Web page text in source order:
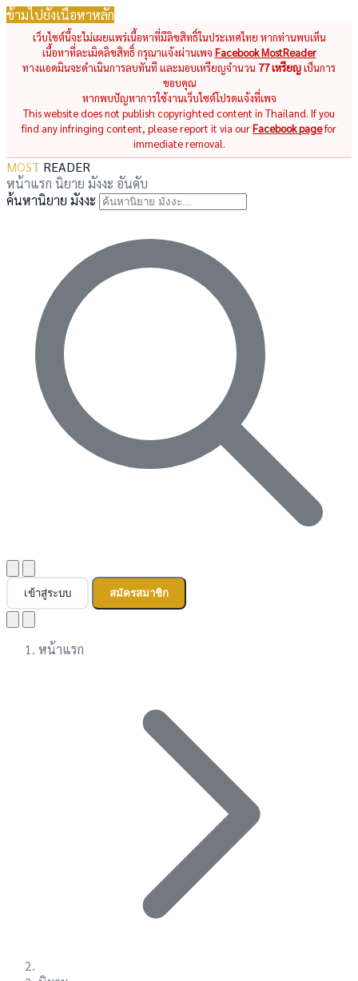
ข้ามไปยังเนื้อหาหลัก
เว็บไซต์นี้จะไม่เผยแพร่เนื้อหาที่มีลิขสิทธิ์ในประเทศไทย หากท่านพบเห็น
เนื้อหาที่ละเมิดลิขสิทธิ์ กรุณาแจ้งผ่านเพจ Facebook MostReader
ทางแอดมินจะดำเนินการลบทันที และมอบเหรียญจำนวน 77 เหรียญเป็นการ
ขอบคุณ
หากพบปัญหาการใช้งานเว็บไซต์โปรดแจ้งที่เพจ
This website does not publish copyrighted content in Thailand. If you
find any infringing content, please report it via ourFacebook pagefor
immediate removal.
MOST READER
หน้าแรก นิยาย มังงะ อันดับ
ค้นหานิยาย มังงะ
เข้าสู่ระบบ สมัครสมาชิก
หน้าแรก